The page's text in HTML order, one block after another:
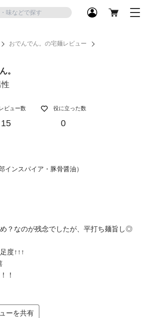
おでんでん。の宅麺レビュー
。
ビュー数
15
役に立った数
0
インスパイア・豚骨醤油）
？なのが残念でしたが、平打ち麺旨し◎
度↑↑↑
！
ーを共有